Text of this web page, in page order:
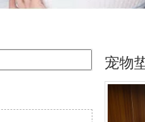
宠物